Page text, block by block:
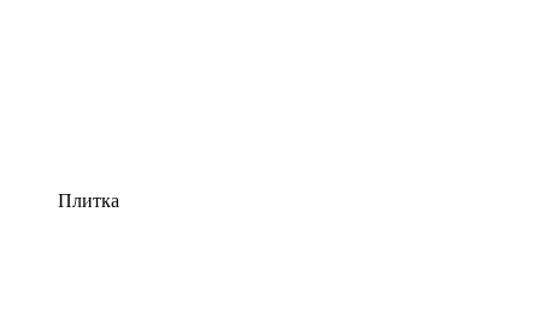
Плитка